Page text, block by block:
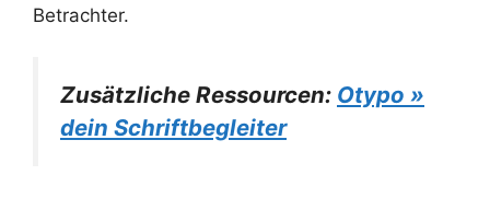
Betrachter.
Zusätzliche Ressourcen: Otypo »
dein Schriftbegleiter